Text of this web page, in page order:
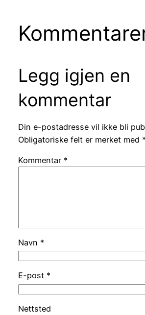
Legg igjen en
kommentar
Din e-postadresse vil ikke bli
Obligatoriske felt er merket med *
Kommentar *
Navn *
E-post *
Nettsted